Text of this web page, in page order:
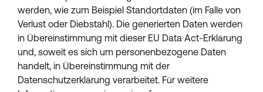
werden, wie zum Beispiel Standortdaten (im Falle von
Verlust oder Diebstahl). Die generierten Daten werden
in Übereinstimmung mit dieser EU Data Act-Erklärung
und, soweit es sich um personenbezogene Daten
handelt, in Übereinstimmung mit der
Datenschutzerklärung verarbeitet. Für weitere